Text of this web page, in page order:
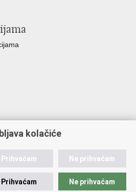
kolačiće
Prihvaćam Ne prihvaćam
Prihvaćam Ne prihvaćam